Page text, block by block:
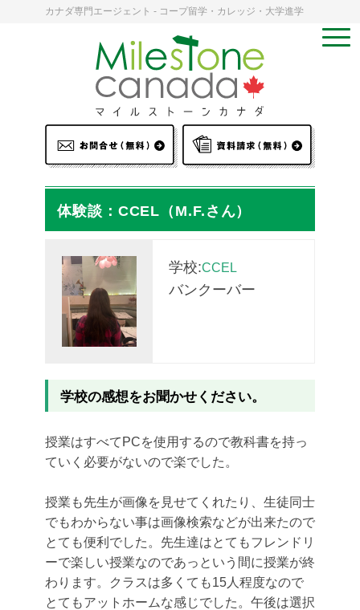
カナダ専門エージェント - コープ留学・カレッジ・大学進学
体験談：CCEL（M.F.さん）
学校:CCEL
バンクーバー
学校の感想をお聞かせください。
授業はすべてPCを使用するので教科書を持っ
ていく必要がないので楽でした。
授業も先生が画像を見せてくれたり、 生徒同士
でもわからない事は画像検索などが出来たので
とても便利 でした。 先生達はとてもフレンドリ
ーで楽しい授業なのであっという間に授業が終
わります。
クラスは多くても15人程度なので
とてもアットホームな感じでした。午後は選択